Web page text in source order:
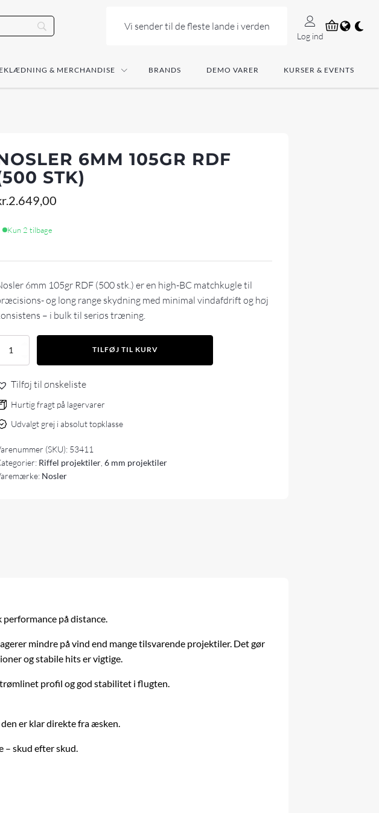
Vi sender til de fleste lande i verden
Log ind
& MERCHANDISE BRANDS DEMO VARER KURSER & EVENTS
6MM 105GR RDF
STK)
2.649,00
Kun 2 tilbage
6mm 105gr RDF (500 stk.) er en high-BC matchkugle til
og long range skydning med minimal vindafdrift og høj
– i bulk til seriøs træning.
Nosler
(500
TILFØJ TIL KURV
Tilføj til ønskeliste
Hurtig fragt på lagervarer
Udvalgt grej i absolut topklasse
(SKU): 53411
Riffel projektiler ,6 mm projektiler
Nosler
på distance.
mindre på vind end mange tilsvarende projektiler. Det gør
og stabile hits er vigtige.
profil og god stabilitet i flugten.
er klar direkte fra æsken.
– skud efter skud.